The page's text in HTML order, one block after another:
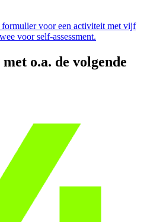
formulier voor een activiteit met vijf
voor self-assessment.
o.a. de volgende